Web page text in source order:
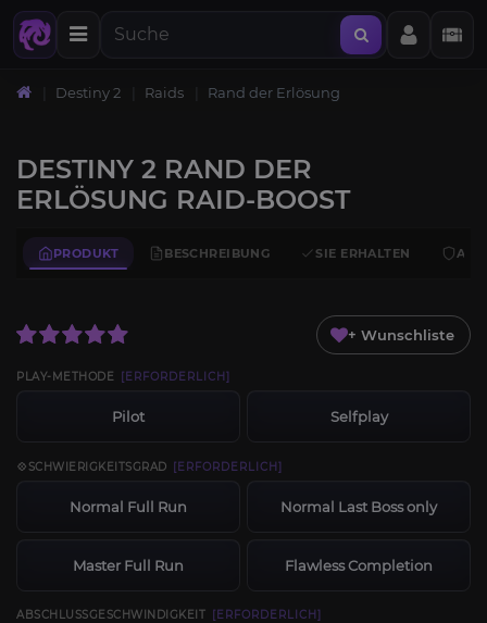
Destiny 2 Raids Rand der Erlösung
DESTINY 2 RAND DER
ERLÖSUNG RAID-BOOST
PRODUKT BESCHREIBUNG SIE ERHALTEN
+ Wunschliste
PLAY-METHODE [ERFORDERLICH]
Pilot Selfplay
💠SCHWIERIGKEITSGRAD [ERFORDERLICH]
Normal Full Run Normal Last Boss only
Master Full Run Flawless Completion
ABSCHLUSSGESCHWINDIGKEIT [ERFORDERLICH]